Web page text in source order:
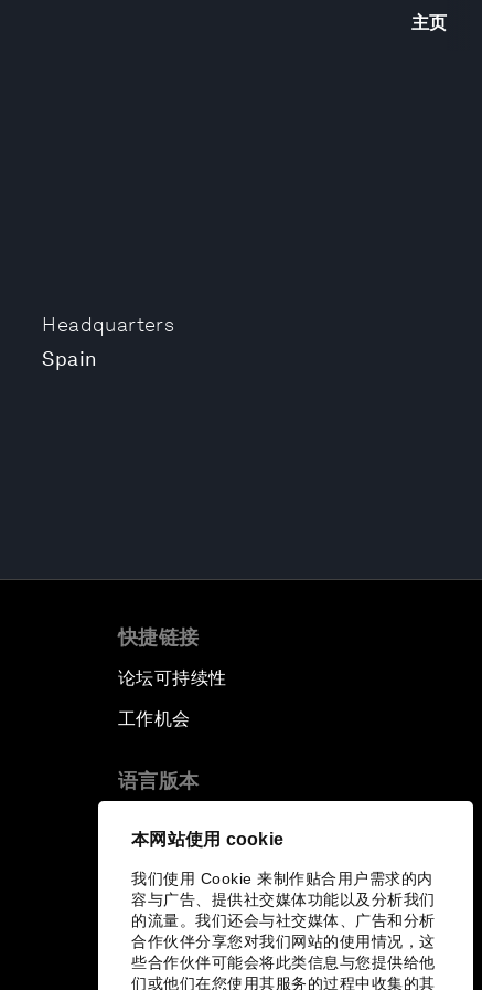
本网站使用 cookie
我们使用 Cookie 来制作贴合用户需求的内
容与广告、提供社交媒体功能以及分析我们
的流量。我们还会与社交媒体、广告和分析
合作伙伴分享您对我们网站的使用情况，这
些合作伙伴可能会将此类信息与您提供给他
们或他们在您使用其服务的过程中收集的其
主页
Headquarters
Spain
快捷链接
论坛可持续性
工作机会
语言版本